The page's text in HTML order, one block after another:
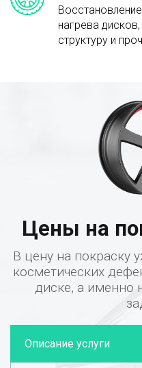
нагрева
структуру и
Цены на
В цену на покраску
косметических
диске, а именно
Описание услуги